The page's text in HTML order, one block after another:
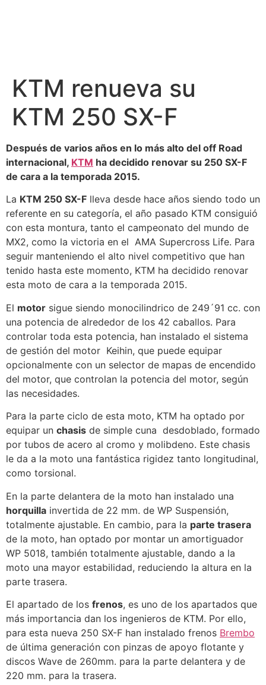
KTM renueva su
KTM 250 SX-F
Después de varios años en lo más alto del off Road
internacional, KTM ha decidido renovar su 250 SX-F
de cara a la temporada 2015.
La KTM 250 SX-F lleva desde hace años siendo todo un
referente en su categoría, el año pasado KTM consiguió
con esta montura, tanto el campeonato del mundo de
MX2, como la victoria en el AMA Supercross Life. Para
seguir manteniendo el alto nivel competitivo que han
tenido hasta este momento, KTM ha decidido renovar
esta moto de cara a la temporada 2015.
El motor sigue siendo monocilindrico de 249´91 cc. con
una potencia de alrededor de los 42 caballos. Para
controlar toda esta potencia, han instalado el sistema
de gestión del motor Keihin, que puede equipar
opcionalmente con un selector de mapas de encendido
del motor, que controlan la potencia del motor, según
las necesidades.
Para la parte ciclo de esta moto, KTM ha optado por
equipar un chasis de simple cuna desdoblado, formado
por tubos de acero al cromo y molibdeno. Este chasis
le da a la moto una fantástica rigidez tanto longitudinal,
como torsional.
En la parte delantera de la moto han instalado una
horquilla invertida de 22 mm. de WP Suspensión,
totalmente ajustable. En cambio, para la parte trasera
de la moto, han optado por montar un amortiguador
WP 5018, también totalmente ajustable, dando a la
moto una mayor estabilidad, reduciendo la altura en la
parte trasera.
El apartado de los frenos, es uno de los apartados que
más importancia dan los ingenieros de KTM. Por ello,
para esta nueva 250 SX-F han instalado frenos Brembo
de última generación con pinzas de apoyo flotante y
discos Wave de 260mm. para la parte delantera y de
220 mm. para la trasera.